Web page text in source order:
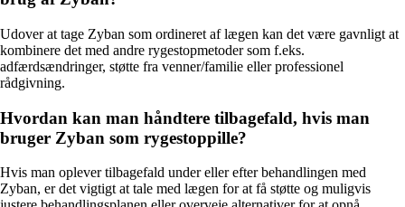
Udover at tage Zyban som ordineret af lægen kan det være gavnligt at
kombinere det med andre rygestopmetoder som f.eks.
adfærdsændringer, støtte fra venner/familie eller professionel
rådgivning.
Hvordan kan man håndtere tilbagefald, hvis man
bruger Zyban som rygestoppille?
Hvis man oplever tilbagefald under eller efter behandlingen med
Zyban, er det vigtigt at tale med lægen for at få støtte og muligvis